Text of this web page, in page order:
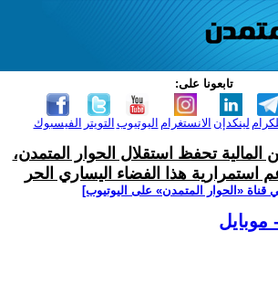
تابعونا على:
الفيسبوك التويتر اليوتيوب الانستغرام لينكدإن
المالية تحفظ استقلال الحوار المتمدن،
استمرارية هذا الفضاء اليساري الحر
قناة ‫«الحوار المتمدن» على اليوتيوب]
موبايل